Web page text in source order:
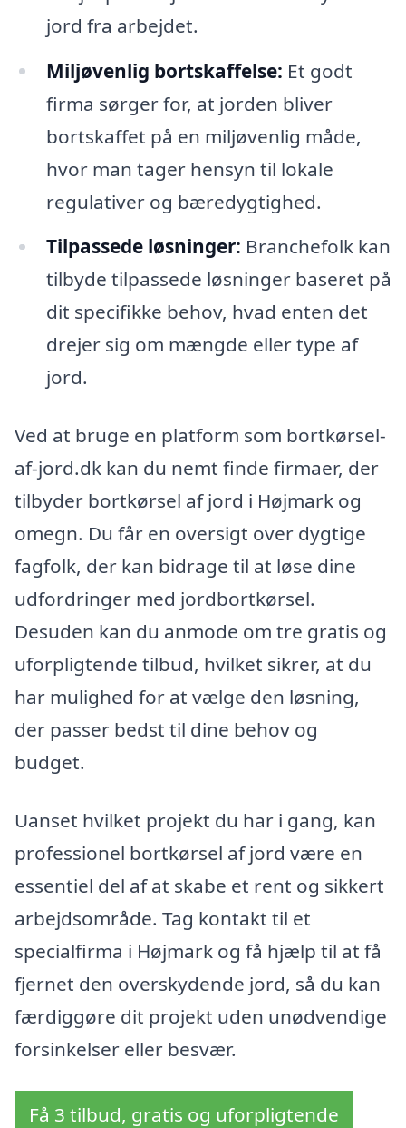
jord fra arbejdet.
Miljøvenlig bortskaffelse: Et godt
firma sørger for, at jorden bliver
bortskaffet på en miljøvenlig måde,
hvor man tager hensyn til lokale
regulativer og bæredygtighed.
Tilpassede løsninger: Branchefolk kan
tilbyde tilpassede løsninger baseret på
dit specifikke behov, hvad enten det
drejer sig om mængde eller type af
jord.
Ved at bruge en platform som bortkørsel-
af-jord.dk kan du nemt finde firmaer, der
tilbyder bortkørsel af jord i Højmark og
omegn. Du får en oversigt over dygtige
fagfolk, der kan bidrage til at løse dine
udfordringer med jordbortkørsel.
Desuden kan du anmode om tre gratis og
uforpligtende tilbud, hvilket sikrer, at du
har mulighed for at vælge den løsning,
der passer bedst til dine behov og
budget.
Uanset hvilket projekt du har i gang, kan
professionel bortkørsel af jord være en
essentiel del af at skabe et rent og sikkert
arbejdsområde. Tag kontakt til et
specialfirma i Højmark og få hjælp til at få
fjernet den overskydende jord, så du kan
færdiggøre dit projekt uden unødvendige
forsinkelser eller besvær.
Få 3 tilbud, gratis og uforpligtende